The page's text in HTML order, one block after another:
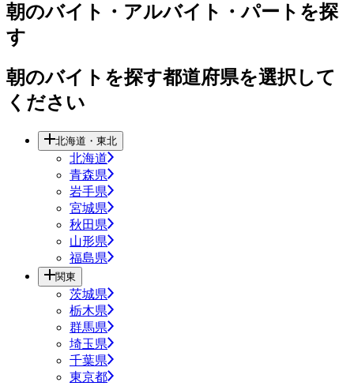
朝のバイト・アルバイト・パートを探
す
朝のバイトを探す都道府県を選択して
ください
北海道・東北
北海道
青森県
岩手県
宮城県
秋田県
山形県
福島県
関東
茨城県
栃木県
群馬県
埼玉県
千葉県
東京都